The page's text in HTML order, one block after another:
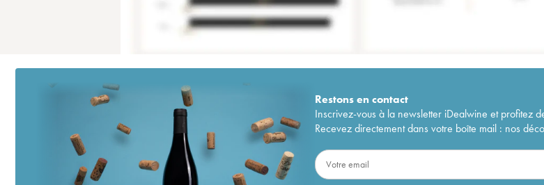
Restons encontact
Inscrivez-vous à la newsletter iDealwine et profitez
Recevez directement dans votre boîte mail : nos